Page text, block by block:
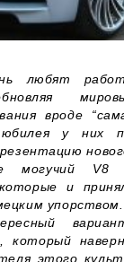
любят
вроде
юбилея у них
могучий V8
и
который
этого